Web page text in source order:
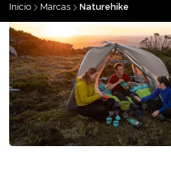
Inicio Marcas Naturehike